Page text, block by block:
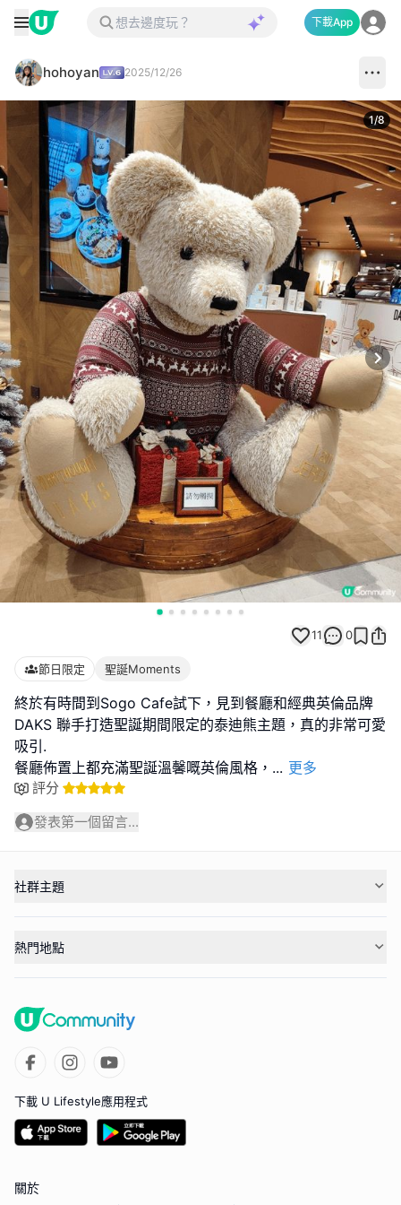
下載App
hohoyan 2025/12/26
1/8
11 0
節日限定 聖誕Moments
終於有時間到Sogo Cafe試下，見到餐廳和經典英倫品牌
DAKS 聯手打造聖誕期間限定的泰迪熊主題，真的非常可愛
吸引.
餐廳佈置上都充滿聖誕溫馨嘅英倫風格， ... 更多
評分
發表第一個留言...
社群主題
熱門地點
下載 U Lifestyle應用程式
關於